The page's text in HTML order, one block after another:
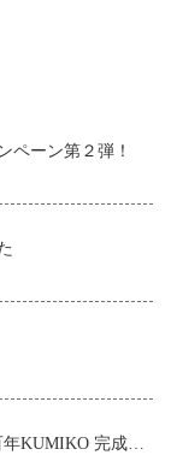
ペーン第２弾！
森林浴を楽しむ、小さな森の家～百年KUMIKO 完成内覧会